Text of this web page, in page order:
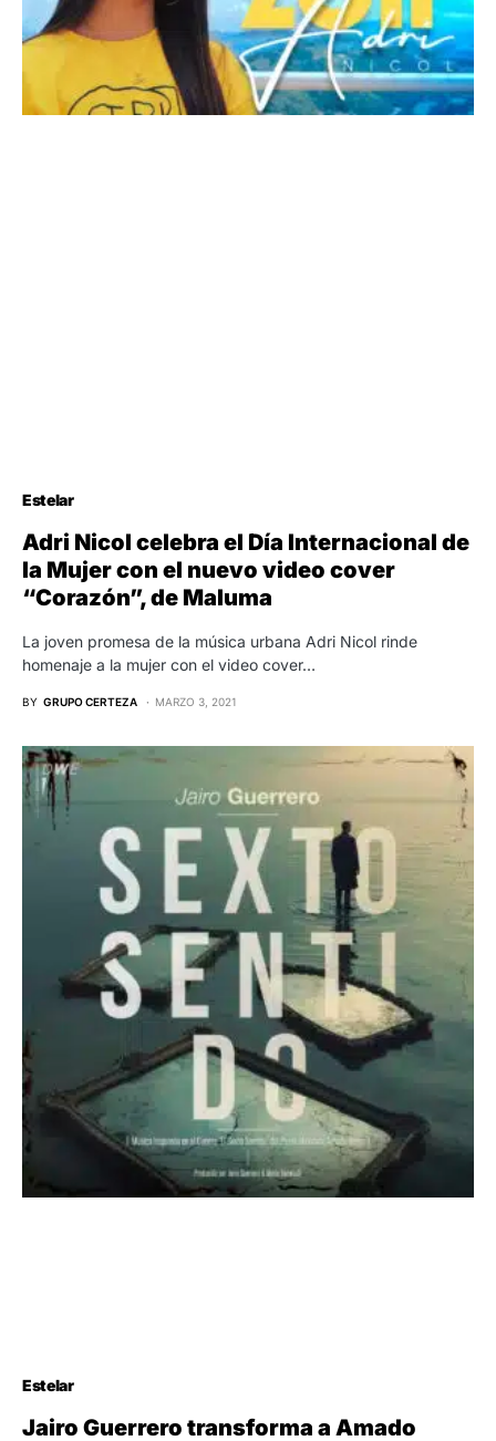
Estelar
Adri Nicol celebra el Día Internacional de
la Mujer con el nuevo video cover
“Corazón”, de Maluma
La joven promesa de la música urbana Adri Nicol rinde
homenaje a la mujer con el video cover…
BY GRUPO CERTEZA MARZO 3, 2021
Estelar
Jairo Guerrero transforma a Amado